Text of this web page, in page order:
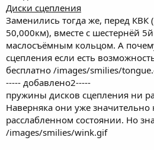
Диски сцепления
Заменились тогда же, перед КВК
50,000км), вместе с шестернёй
маслосъёмным кольцом. А
сцепления если есть
бесплатно /images/smilies/
----- добавлено2-----
пружины дисков сцепления ни
Наверняка они уже значительно
расслабленном состоянии. Но
/images/smilies/wink.gif